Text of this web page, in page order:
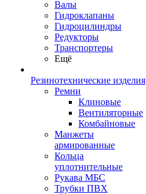
Валы
Гидроклапаны
Гидроцилиндры
Редукторы
Транспортеры
Ещё
Резинотехнические изделия
Ремни
Клиновые
Вентиляторные
Комбайновые
Манжеты
армированные
Кольца
уплотнительные
Рукава МБС
Трубки ПВХ